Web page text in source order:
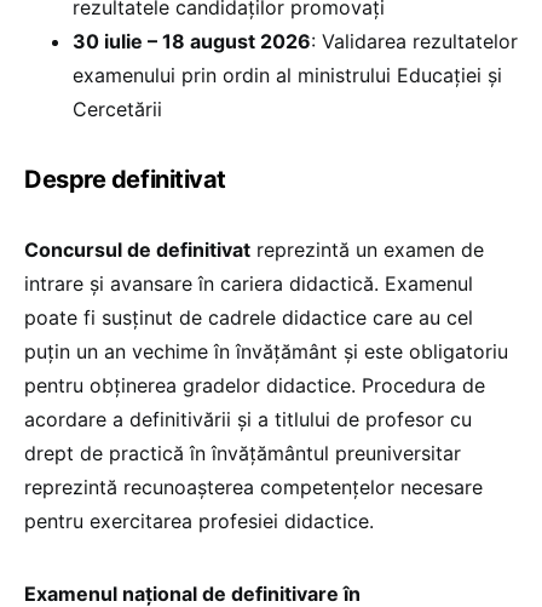
rezultatele candidaţilor promovați
30 iulie – 18 august 2026: Validarea rezultatelor
examenului prin ordin al ministrului Educației și
Cercetării
Despre definitivat
Concursul de definitivat reprezintă un examen de
intrare și avansare în cariera didactică. Examenul
poate fi susținut de cadrele didactice care au cel
puțin un an vechime în învățământ și este obligatoriu
pentru obținerea gradelor didactice. Procedura de
acordare a definitivării și a titlului de profesor cu
drept de practică în învățământul preuniversitar
reprezintă recunoașterea competențelor necesare
pentru exercitarea profesiei didactice.
Examenul naţional de definitivare în